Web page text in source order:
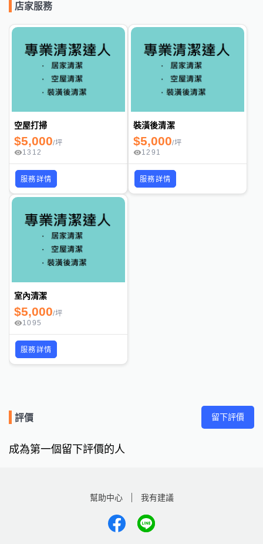
店家服務
空屋打掃
$5,000/坪
1312
服務詳情
裝潢後清潔
$5,000/坪
1291
服務詳情
室內清潔
$5,000/坪
1095
服務詳情
評價 留下評價
成為第一個留下評價的人
幫助中心 我有建議